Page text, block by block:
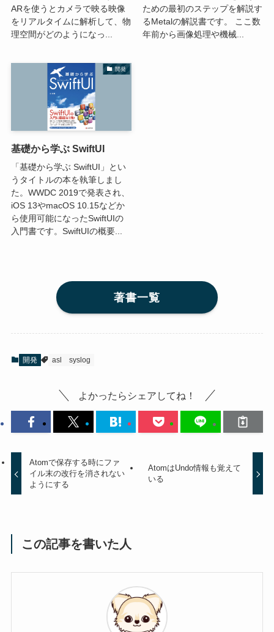
ARを使うとカメラで映る映像
をリアルタイムに解析して、物
理空間がどのようになっ...
ための最初のステップを解説す
るMetalの解説書です。 ここ数
年前から画像処理や機械...
開発
基礎から学ぶ SwiftUI
「基礎から学ぶ SwiftUI」とい
うタイトルの本を執筆しまし
た。WWDC 2019で発表され、
iOS 13やmacOS 10.15などか
ら使用可能になったSwiftUIの
入門書です。SwiftUIの概要...
著書一覧
開発 asl syslog
よかったらシェアしてね！
Atomで保存する時にファ
イル末の改行を消されない
ようにする
AtomはUndo情報も覚えて
いる
この記事を書いた人